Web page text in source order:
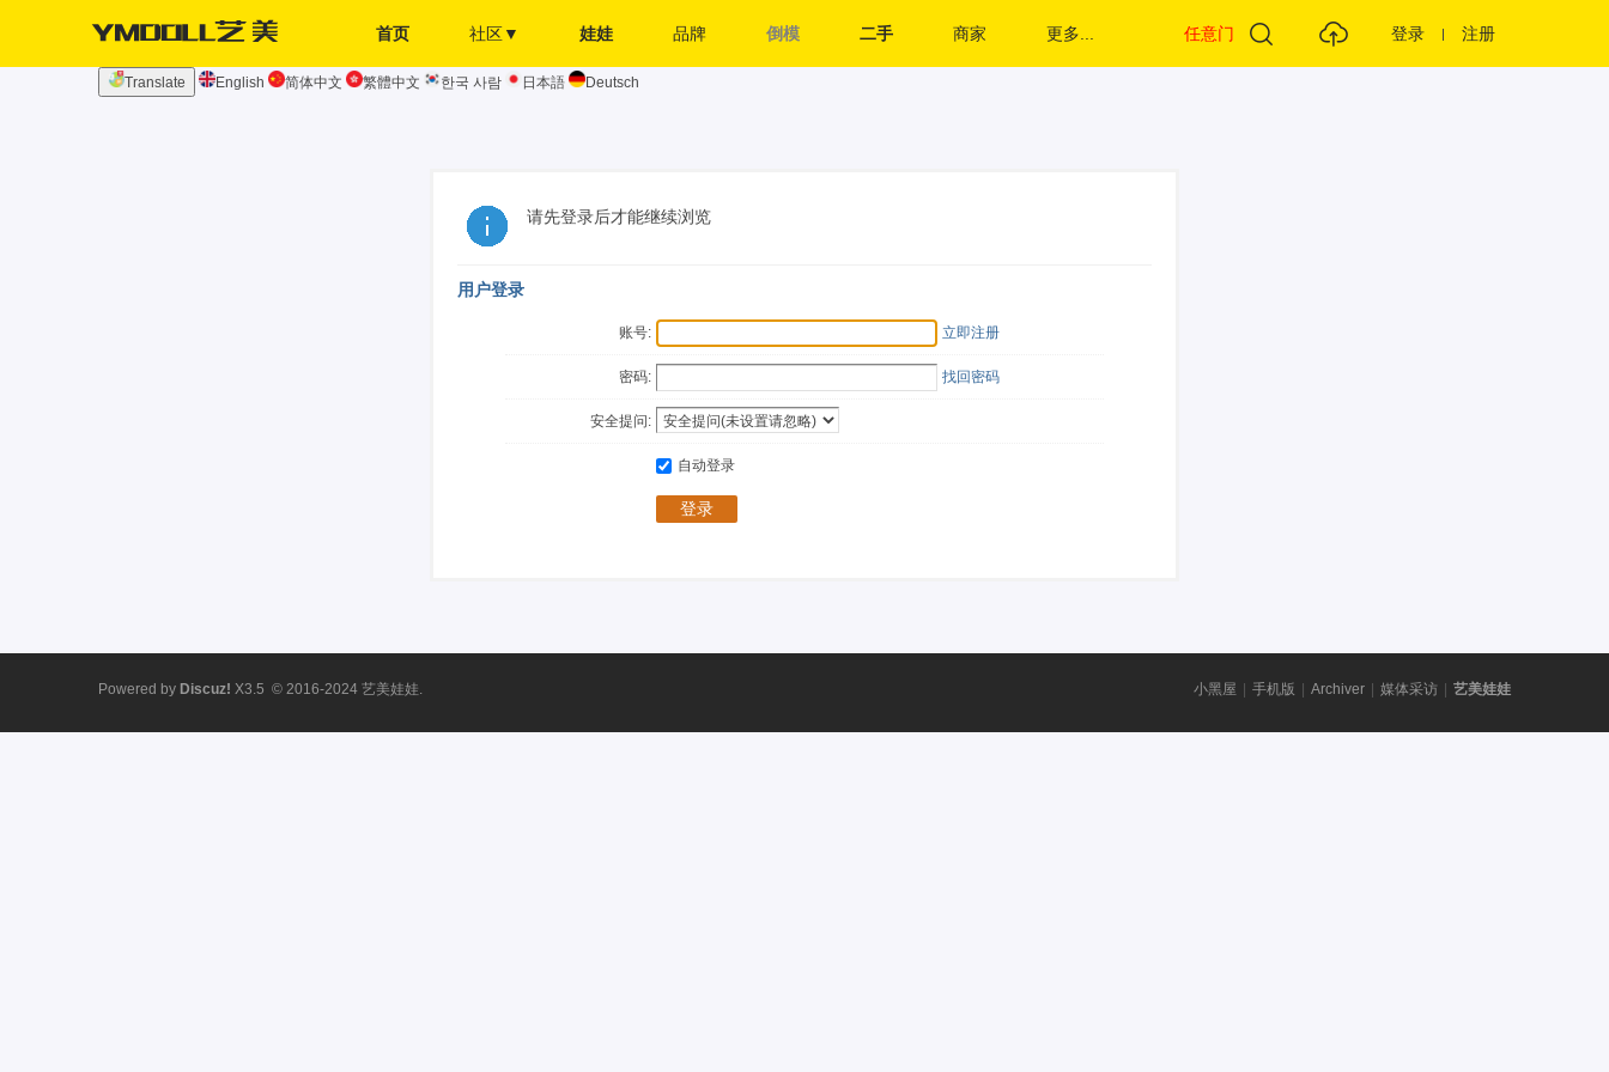
首页 社区▼ 娃娃 品牌 倒模 二手 商家 更多... 任意门 登录 注册
Translate English 简体中文 繁體中文 한국 사람 日本語 Deutsch
请先登录后才能继续浏览
用户登录
账号: 立即注册
密码: 找回密码
安全提问:
自动登录
登录
小黑屋 手机版 Archiver 媒体采访 艺美娃娃
Powered by Discuz! X3.5 © 2016-2024 艺美娃娃.